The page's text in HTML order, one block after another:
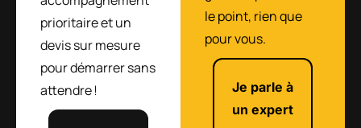
prioritaire et un
devis sur mesure
pour démarrer sans
attendre !
le point, rien que
pour vous.
Je parle à
un expert